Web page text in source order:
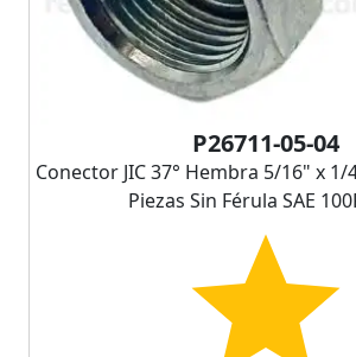
P26711-05-04
Conector JIC 37° Hembra 5/16" x 1/
Piezas Sin Férula SAE